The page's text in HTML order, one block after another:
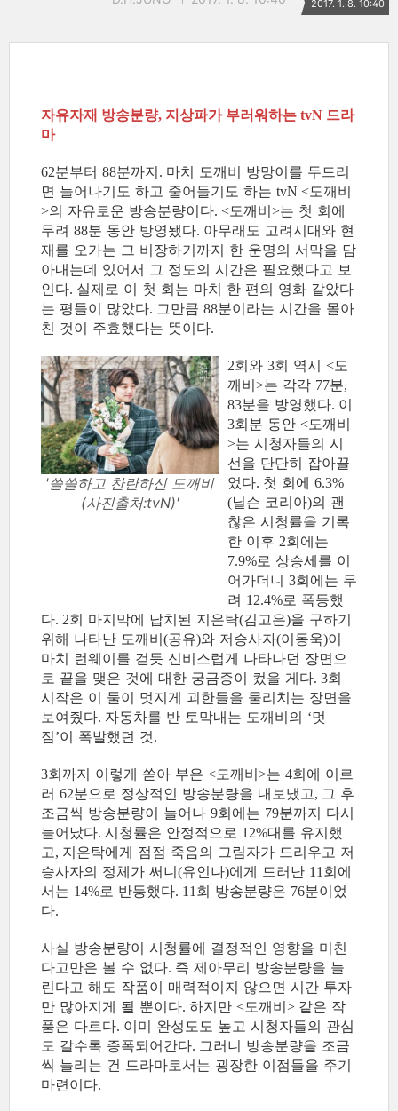
2017. 1. 8. 10:40
자유자재 방송분량, 지상파가 부러워하는 tvN 드라
마
62분부터 88분까지. 마치 도깨비 방망이를 두드리
면 늘어나기도 하고 줄어들기도 하는 tvN <도깨비
>의 자유로운 방송분량이다. <도깨비>는 첫 회에
무려 88분 동안 방영됐다. 아무래도 고려시대와 현
재를 오가는 그 비장하기까지 한 운명의 서막을 담
아내는데 있어서 그 정도의 시간은 필요했다고 보
인다. 실제로 이 첫 회는 마치 한 편의 영화 같았다
는 평들이 많았다. 그만큼 88분이라는 시간을 몰아
친 것이 주효했다는 뜻이다.
'쓸쓸하고 찬란하신 도깨비
(사진출처:tvN)'
2회와 3회 역시 <도
깨비>는 각각 77분,
83분을 방영했다. 이
3회분 동안 <도깨비
>는 시청자들의 시
선을 단단히 잡아끌
었다. 첫 회에 6.3%
(닐슨 코리아)의 괜
찮은 시청률을 기록
한 이후 2회에는
7.9%로 상승세를 이
어가더니 3회에는 무
려 12.4%로 폭등했
다. 2회 마지막에 납치된 지은탁(김고은)을 구하기
위해 나타난 도깨비(공유)와 저승사자(이동욱)이
마치 런웨이를 걷듯 신비스럽게 나타나던 장면으
로 끝을 맺은 것에 대한 궁금증이 컸을 게다. 3회
시작은 이 둘이 멋지게 괴한들을 물리치는 장면을
보여줬다. 자동차를 반 토막내는 도깨비의 ‘멋
짐’이 폭발했던 것.
3회까지 이렇게 쏟아 부은 <도깨비>는 4회에 이르
러 62분으로 정상적인 방송분량을 내보냈고, 그 후
조금씩 방송분량이 늘어나 9회에는 79분까지 다시
늘어났다. 시청률은 안정적으로 12%대를 유지했
고, 지은탁에게 점점 죽음의 그림자가 드리우고 저
승사자의 정체가 써니(유인나)에게 드러난 11 회에
서는 14%로 반등했다. 11 회 방송분량은 76분이었
다.
사실 방송분량이 시청률에 결정적인 영향을 미친
다고만은 볼 수 없다. 즉 제아무리 방송분량을 늘
린다고 해도 작품이 매력적이지 않으면 시간 투자
만 많아지게 될 뿐이다. 하지만 <도깨비> 같은 작
품은 다르다. 이미 완성도도 높고 시청자들의 관심
도 갈수록 증폭되어간다. 그러니 방송분량을 조금
씩 늘리는 건 드라마로서는 굉장한 이점들을 주기
마련이다.